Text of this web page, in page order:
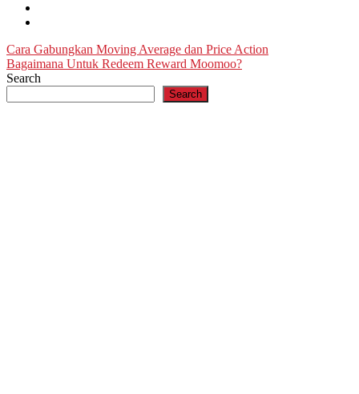
Post
navigation
Cara Gabungkan Moving Average dan Price Action
Bagaimana Untuk Redeem Reward Moomoo?
Search
Search